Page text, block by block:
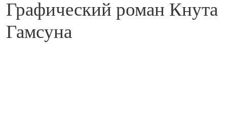
​Графический роман Кнута
Гамсуна